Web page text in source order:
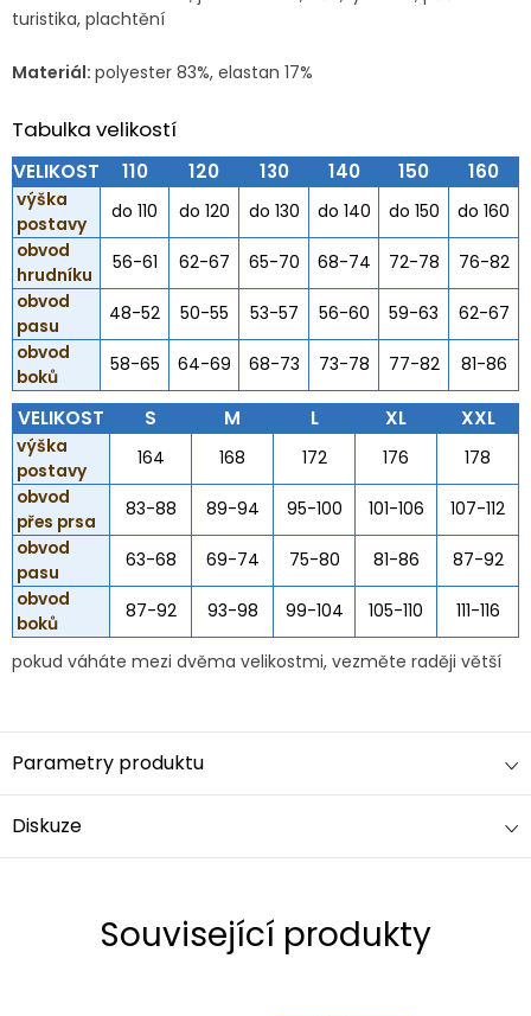
turistika, plachtění
Materiál: polyester 83%, elastan 17%
Tabulka velikostí
VELIKOST 110 120 130 140 150 160
výška
postavy
do 110 do 120 do 130 do 140 do 150
do 160
obvod
hrudníku
56-61 62-67 65-70 68-74 72-78
76-82
obvod
pasu
48-52 50-55 53-57 56-60 59-63
62-67
obvod
boků
58-65 64-69 68-73 73-78 77-82 81-86
VELIKOST S M L XL XXL
výška
postavy
164 168 172 176
178
obvod
přes prsa
83-88 89-94 95-100 101-106
107-112
obvod
pasu
63-68 69-74 75-80 81-86
87-92
obvod
boků
87-92 93-98 99-104 105-110 111-116
pokud váháte mezi dvěma velikostmi, vezměte raději větší
Parametry produktu
Diskuze
Související produkty